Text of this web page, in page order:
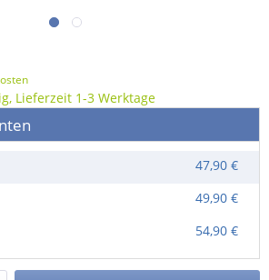
Lieferzeit 1-3 Werktage
47,90 €
49,90 €
54,90 €